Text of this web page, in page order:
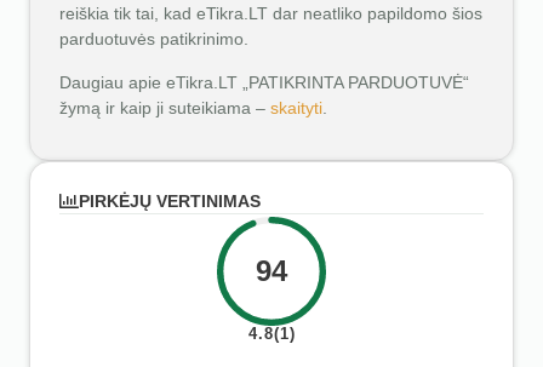
reiškia tik tai, kad eTikra.LT dar neatliko papildomo šios
parduotuvės patikrinimo.
Daugiau apie eTikra.LT „PATIKRINTA PARDUOTUVĖ“
žymą ir kaip ji suteikiama – skaityti
PIRKĖJŲ VERTINIMAS
94
4.8(1)